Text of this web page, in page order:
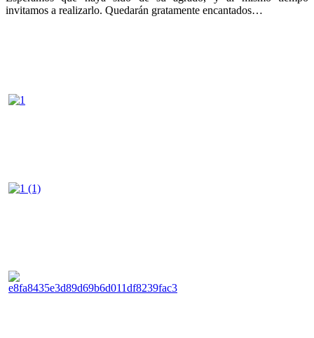
invitamos a realizarlo. Quedarán gratamente encantados…